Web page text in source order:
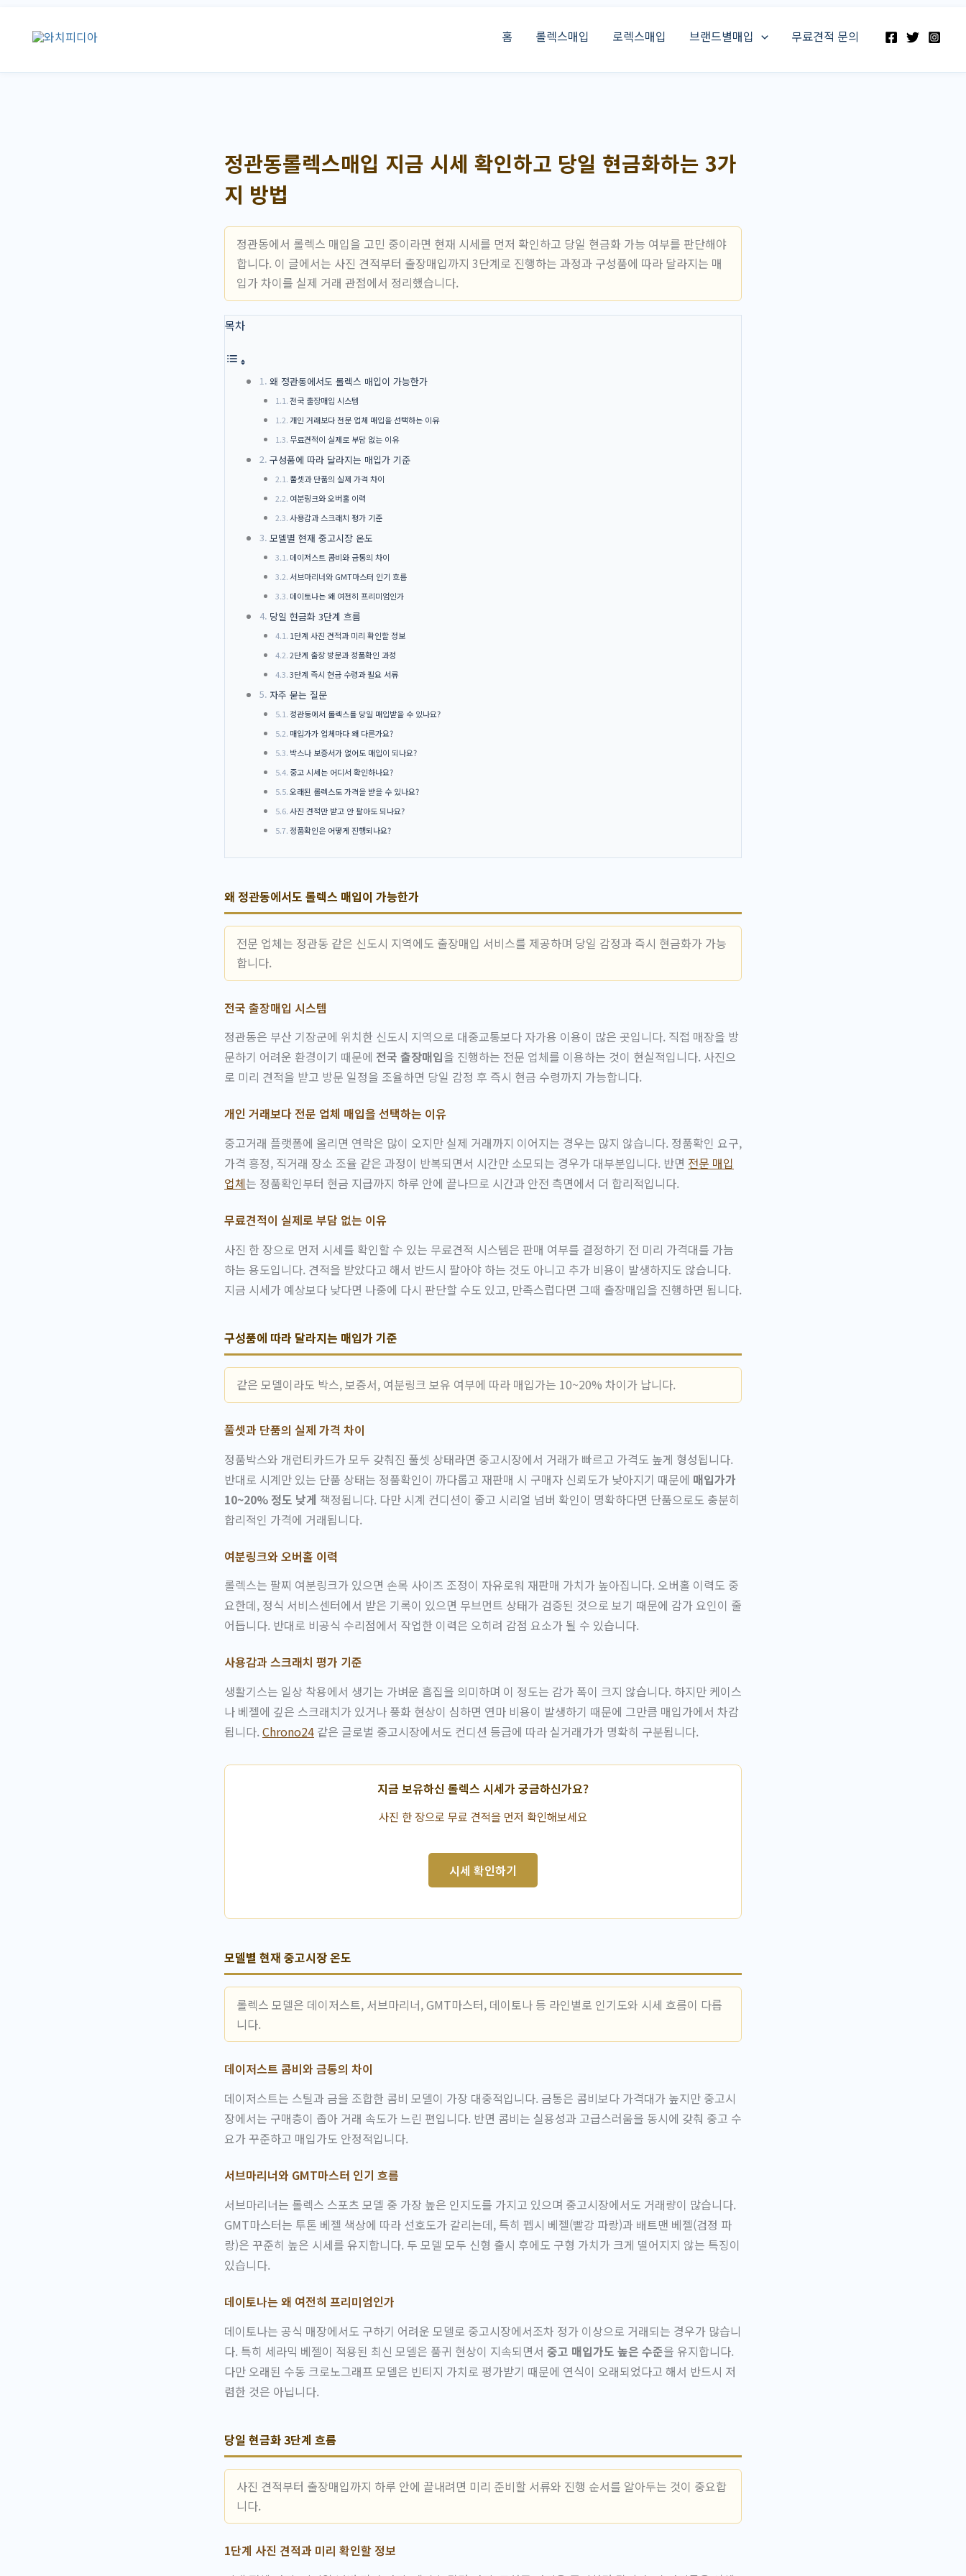
로
홈 롤렉스매입 로렉스매입 브랜드별매입 무료견적 문의
정관동롤렉스매입 지금 시세 확인하고 당일 현금화하는 3가
지 방법
정관동에서 롤렉스 매입을 고민 중이라면 현재 시세를 먼저 확인하고 당일 현금화 가능 여부를 판단해야
합니다. 이 글에서는 사진 견적부터 출장매입까지 3단계로 진행하는 과정과 구성품에 따라 달라지는 매
입가 차이를 실제 거래 관점에서 정리했습니다.
목차
왜 정관동에서도 롤렉스 매입이 가능한가
전국 출장매입 시스템
개인 거래보다 전문 업체 매입을 선택하는 이유
무료견적이 실제로 부담 없는 이유
구성품에 따라 달라지는 매입가 기준
풀셋과 단품의 실제 가격 차이
여분링크와 오버홀 이력
사용감과 스크래치 평가 기준
모델별 현재 중고시장 온도
데이저스트 콤비와 금통의 차이
서브마리너와 GMT마스터 인기 흐름
데이토나는 왜 여전히 프리미엄인가
당일 현금화 3단계 흐름
1단계 사진 견적과 미리 확인할 정보
2단계 출장 방문과 정품확인 과정
3단계 즉시 현금 수령과 필요 서류
자주 묻는 질문
정관동에서 롤렉스를 당일 매입받을 수 있나요?
매입가가 업체마다 왜 다른가요?
박스나 보증서가 없어도 매입이 되나요?
중고 시세는 어디서 확인하나요?
오래된 롤렉스도 가격을 받을 수 있나요?
사진 견적만 받고 안 팔아도 되나요?
정품확인은 어떻게 진행되나요?
왜 정관동에서도 롤렉스 매입이 가능한가
전문 업체는 정관동 같은 신도시 지역에도 출장매입 서비스를 제공하며 당일 감정과 즉시 현금화가 가능
합니다.
전국 출장매입 시스템
정관동은 부산 기장군에 위치한 신도시 지역으로 대중교통보다 자가용 이용이 많은 곳입니다. 직접 매장을 방
문하기 어려운 환경이기 때문에 전국 출장매입을 진행하는 전문 업체를 이용하는 것이 현실적입니다. 사진으
로 미리 견적을 받고 방문 일정을 조율하면 당일 감정 후 즉시 현금 수령까지 가능합니다.
개인 거래보다 전문 업체 매입을 선택하는 이유
중고거래 플랫폼에 올리면 연락은 많이 오지만 실제 거래까지 이어지는 경우는 많지 않습니다. 정품확인 요구,
가격 흥정, 직거래 장소 조율 같은 과정이 반복되면서 시간만 소모되는 경우가 대부분입니다. 반면 전문 매입
업체는 정품확인부터 현금 지급까지 하루 안에 끝나므로 시간과 안전 측면에서 더 합리적입니다.
무료견적이 실제로 부담 없는 이유
사진 한 장으로 먼저 시세를 확인할 수 있는 무료견적 시스템은 판매 여부를 결정하기 전 미리 가격대를 가늠
하는 용도입니다. 견적을 받았다고 해서 반드시 팔아야 하는 것도 아니고 추가 비용이 발생하지도 않습니다.
지금 시세가 예상보다 낮다면 나중에 다시 판단할 수도 있고, 만족스럽다면 그때 출장매입을 진행하면 됩니다.
구성품에 따라 달라지는 매입가 기준
같은 모델이라도 박스, 보증서, 여분링크 보유 여부에 따라 매입가는 10~20% 차이가 납니다.
풀셋과 단품의 실제 가격 차이
정품박스와 개런티카드가 모두 갖춰진 풀셋 상태라면 중고시장에서 거래가 빠르고 가격도 높게 형성됩니다.
반대로 시계만 있는 단품 상태는 정품확인이 까다롭고 재판매 시 구매자 신뢰도가 낮아지기 때문에 매입가가
10~20% 정도 낮게 책정됩니다. 다만 시계 컨디션이 좋고 시리얼 넘버 확인이 명확하다면 단품으로도 충분히
합리적인 가격에 거래됩니다.
여분링크와 오버홀 이력
롤렉스는 팔찌 여분링크가 있으면 손목 사이즈 조정이 자유로워 재판매 가치가 높아집니다. 오버홀 이력도 중
요한데, 정식 서비스센터에서 받은 기록이 있으면 무브먼트 상태가 검증된 것으로 보기 때문에 감가 요인이 줄
어듭니다. 반대로 비공식 수리점에서 작업한 이력은 오히려 감점 요소가 될 수 있습니다.
사용감과 스크래치 평가 기준
생활기스는 일상 착용에서 생기는 가벼운 흠집을 의미하며 이 정도는 감가 폭이 크지 않습니다. 하지만 케이스
나 베젤에 깊은 스크래치가 있거나 풍화 현상이 심하면 연마 비용이 발생하기 때문에 그만큼 매입가에서 차감
됩니다.Chrono24 같은 글로벌 중고시장에서도 컨디션 등급에 따라 실거래가가 명확히 구분됩니다.
지금 보유하신 롤렉스 시세가 궁금하신가요?
사진 한 장으로 무료 견적을 먼저 확인해보세요
시세 확인하기
모델별 현재 중고시장 온도
롤렉스 모델은 데이저스트, 서브마리너, GMT마스터, 데이토나 등 라인별로 인기도와 시세 흐름이 다릅
니다.
데이저스트 콤비와 금통의 차이
데이저스트는 스틸과 금을 조합한 콤비 모델이 가장 대중적입니다. 금통은 콤비보다 가격대가 높지만 중고시
장에서는 구매층이 좁아 거래 속도가 느린 편입니다. 반면 콤비는 실용성과 고급스러움을 동시에 갖춰 중고 수
요가 꾸준하고 매입가도 안정적입니다.
서브마리너와 GMT마스터 인기 흐름
서브마리너는 롤렉스 스포츠 모델 중 가장 높은 인지도를 가지고 있으며 중고시장에서도 거래량이 많습니다.
GMT마스터는 투톤 베젤 색상에 따라 선호도가 갈리는데, 특히 펩시 베젤(빨강 파랑)과 배트맨 베젤(검정 파
랑)은 꾸준히 높은 시세를 유지합니다. 두 모델 모두 신형 출시 후에도 구형 가치가 크게 떨어지지 않는 특징이
있습니다.
데이토나는 왜 여전히 프리미엄인가
데이토나는 공식 매장에서도 구하기 어려운 모델로 중고시장에서조차 정가 이상으로 거래되는 경우가 많습니
다. 특히 세라믹 베젤이 적용된 최신 모델은 품귀 현상이 지속되면서 중고 매입가도 높은 수준을 유지합니다.
다만 오래된 수동 크로노그래프 모델은 빈티지 가치로 평가받기 때문에 연식이 오래되었다고 해서 반드시 저
렴한 것은 아닙니다.
당일 현금화 3단계 흐름
사진 견적부터 출장매입까지 하루 안에 끝내려면 미리 준비할 서류와 진행 순서를 알아두는 것이 중요합
니다.
1단계 사진 견적과 미리 확인할 정보